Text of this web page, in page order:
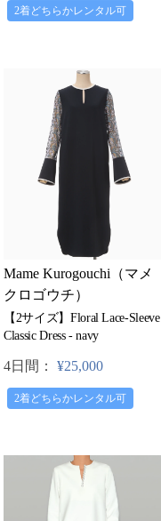
2着どちらかレンタル可
Mame Kurogouchi（マメ
クロゴウチ）
【2サイズ】Floral Lace-Sleeve
Classic Dress - navy
4日間： ¥25,000
2着どちらかレンタル可